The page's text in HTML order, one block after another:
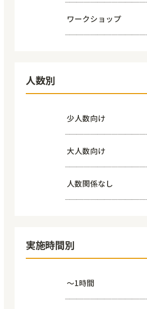
ワークショップ
人数別
少人数向け
大人数向け
人数関係なし
実施時間別
～1時間